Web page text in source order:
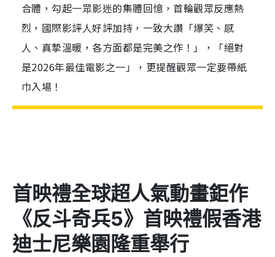
合體，勾起一眾影迷的集體回憶，首輪觀眾反應熱
烈，國際影評人好評加持，一致大讚「爆笑、感
人、真摯溫暖，各方面都是完美之作！」，「絕對
是2026年最佳電影之一」，更提醒觀眾一定要帶紙
巾入場！
首映禮全球超人氣動畫鉅作
《反斗奇兵5》首映禮假香港
迪士尼樂園隆重舉行